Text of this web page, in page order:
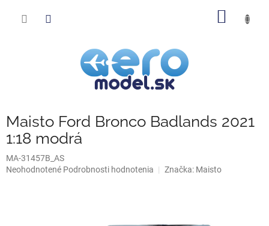
Maisto Ford Bronco Badlands 2021
1:18 modrá
MA-31457B_AS
Priemerné
Neohodnotené Podrobnosti hodnotenia Značka: Maisto